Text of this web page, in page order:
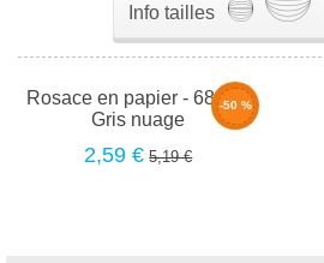
Info tailles
-50 %
Rosace en papier - 68cm -
Gris nuage
2,59 € 5,19 €